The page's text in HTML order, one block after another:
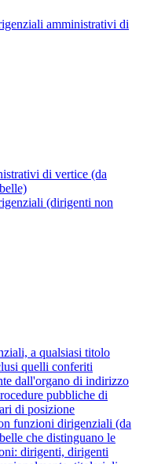
amministrativi di
di vertice (da
(dirigenti non
a qualsiasi titolo
quelli conferiti
dall'organo di indirizzo
pubbliche di
di posizione
funzioni dirigenziali (da
che distinguano le
dirigenti, dirigenti